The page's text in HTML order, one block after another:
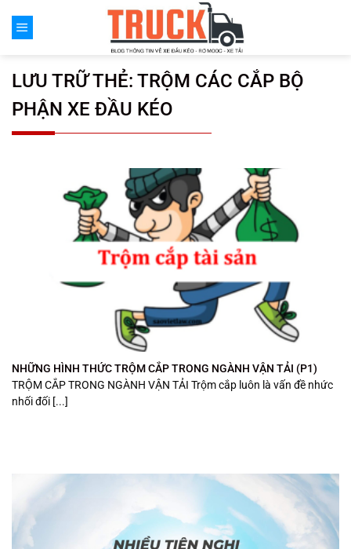
đến
LƯU TRỮ THẺ: TRỘM CÁC CẮP BỘ
PHẬN XE ĐẦU KÉO
NHỮNG HÌNH THỨC TRỘM CẮP TRONG NGÀNH VẬN TẢI (P1)
TRỘM CẮP TRONG NGÀNH VẬN TẢI Trộm cắp luôn là vấn đề nhức
nhối đối [...]